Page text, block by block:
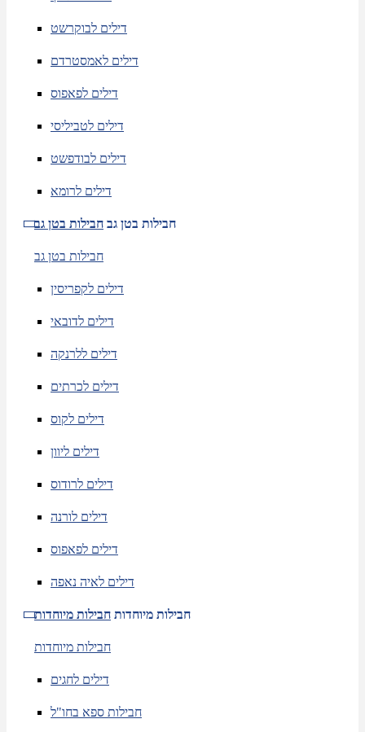
דילים לבוקרשט
דילים לאמסטרדם
דילים לפאפוס
דילים לטביליסי
דילים לבודפשט
דילים לרומא
חבילות בטן גב חבילות בטן גב
חבילות בטן גב
דילים לקפריסין
דילים לדובאי
דילים ללרנקה
דילים לכרתים
דילים לקוס
דילים ליוון
דילים לרודוס
דילים לורנה
דילים לפאפוס
דילים לאיה נאפה
חבילות מיוחדות חבילות מיוחדות
חבילות מיוחדות
דילים לחגים
חבילות ספא בחו"ל